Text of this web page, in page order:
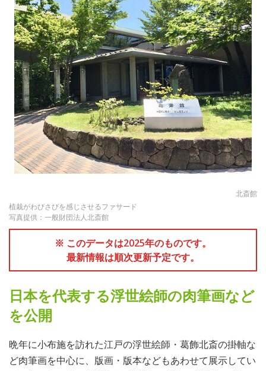
北斎館
植栽がわびさびを感じさせるファサード
写真提供：一般財団法人北斎館
※ このデータは2025年のものです。
最新情報は順次更新予定です。
日本を代表する浮世絵師の肉筆画など
を公開
晩年に小布施を訪れた江戸の浮世絵師・葛飾北斎の掛軸な
ど肉筆画を中心に、版画・版本などもあわせて展示してい